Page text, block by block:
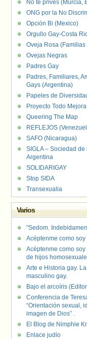
No te prives (Murcia,
ONG por la No
Opción Bi (Mexico)
Orgullo Gay-Costa
Oveja Rosa
Ovejas Negras
Padres Gay
Padres, Familiares,
Gays (Argentina)
Papeles de
Proyecto Todo
Queering The Map
REFLEJOS
SAFO (Nicaragua)
SIGLA – Sociedad
Argentina
SOLIDARIGAY
Stop SIDA
Transexualia
Varios
"Sedom.
Acéptenme como soy
Acéptenme como
de hijos
Arte e Historia gay.
masculino gay.
Bajo el arcoíris
Conferencia de
“Orientación sexual,
imagen de Dios” .
El Blog de Nimphie
Enlace judío